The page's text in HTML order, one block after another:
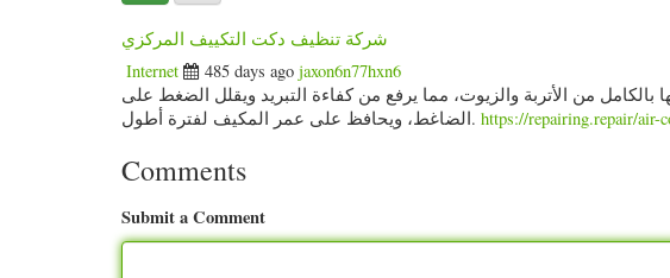
شركة تنظيف دكت التكييف المركزي
Internet 485 days ago jaxon6n77hxn6
من الأتربة والزيوت، مما يرفع من كفاءة التبريد ويقلل الضغط على
الضاغط، ويحافظ على عمر المكيف لفترة أطول. https://repairing.repair/air-
Comments
Submit a Comment